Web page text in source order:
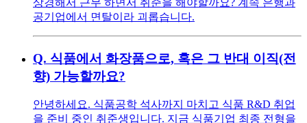
공기업에서 면탈이라 괴롭습니다.
Q. 식품에서 화장품으로, 혹은 그 반대 이직(전
향) 가능할까요?
안녕하세요. 식품공학 석사까지 마치고 식품 R&D 취업
을 준비 중인 취준생입니다. 지금 식품기업 최종 전형을